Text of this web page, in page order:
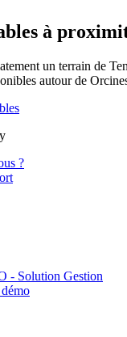
à
un terrain de
autour de
?
- Solution Gestion